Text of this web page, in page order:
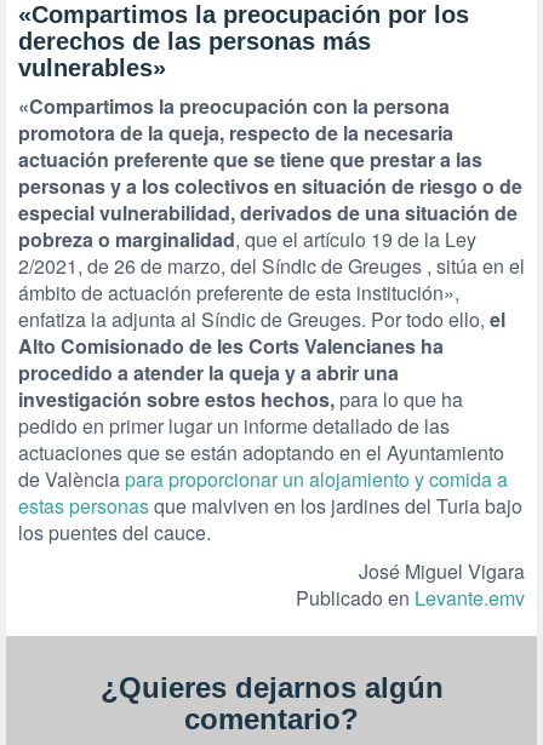
«Compartimos la preocupación por los
derechos de las personas más
vulnerables»
«Compartimos la preocupación con la persona
promotora de la queja, respecto de la necesaria
actuación preferente que se tiene que prestar a las
personas y a los colectivos en situación de riesgo o de
especial vulnerabilidad, derivados de una situación de
pobreza o marginalidad, que el artículo 19 de la Ley
2/2021, de 26 de marzo, del Síndic de Greuges , sitúa en el
ámbito de actuación preferente de esta institución»,
enfatiza la adjunta al Síndic de Greuges. Por todo ello, el
Alto Comisionado de les Corts Valencianes ha
procedido a atender la queja y a abrir una
investigación sobre estos hechos, para lo que ha
pedido en primer lugar un informe detallado de las
actuaciones que se están adoptando en el Ayuntamiento
de Valènciapara proporcionar un alojamiento y comida a
estas personasque malviven en los jardines del Turia bajo
los puentes del cauce.
José Miguel Vigara
Publicado en Levante.emv
¿Quieres dejarnos algún
comentario?